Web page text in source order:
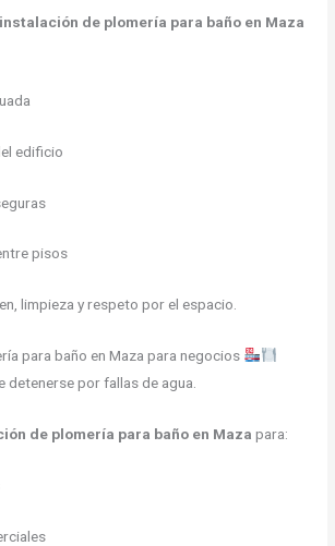
instalación de plomería para baño en Maza
edificio
pisos
limpieza y respeto por el espacio.
para baño en Maza para negocios
detenerse por fallas de agua.
de plomería para baño en Maza para: